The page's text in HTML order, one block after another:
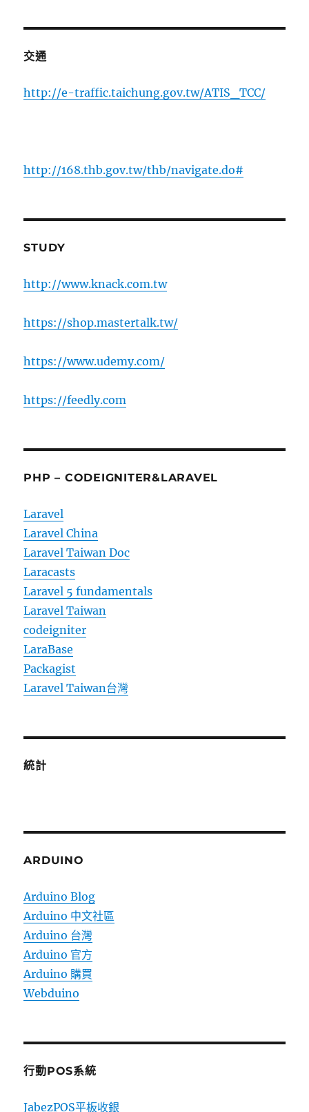
交通
http://e-traffic.taichung.gov.tw/ATIS_TCC/
http://168.thb.gov.tw/thb/navigate.do#
STUDY
http://www.knack.com.tw
https://shop.mastertalk.tw/
https://www.udemy.com/
https://feedly.com
PHP – CODEIGNITER&LARAVEL
Laravel
Laravel China
Laravel Taiwan Doc
Laracasts
Laravel 5 fundamentals
Laravel Taiwan
codeigniter
LaraBase
Packagist
Laravel Taiwan台灣
統計
ARDUINO
Arduino Blog
Arduino 中文社區
Arduino 台灣
Arduino 官方
Arduino 購買
Webduino
行動POS系統
JabezPOS平板收銀